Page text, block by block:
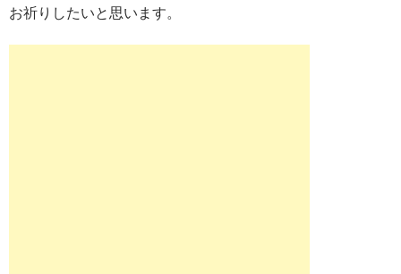
お祈りしたいと思います。